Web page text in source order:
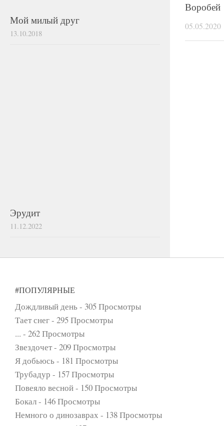
Воробей
05.05.2020
Мой милый друг
13.10.2018
Эрудит
11.12.2022
#ПОПУЛЯРНЫЕ
Дождливый день- 305 Просмотры
Тает снег- 295 Просмотры
... - 262 Просмотры
Звездочет- 209 Просмотры
Я добьюсь- 181 Просмотры
Трубадур - 157 Просмотры
Повеяло весной- 150 Просмотры
Бокал- 146 Просмотры
Немного о динозаврах - 138 Просмотры